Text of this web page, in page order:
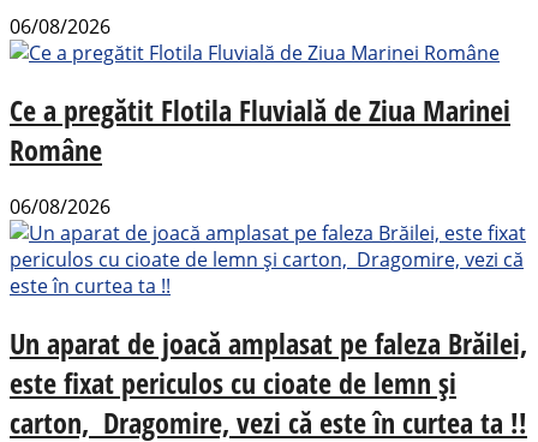
06/08/2026
Ce a pregătit Flotila Fluvială de Ziua Marinei
Române
06/08/2026
Un aparat de joacă amplasat pe faleza Brăilei,
este fixat periculos cu cioate de lemn și
carton, Dragomire, vezi că este în curtea ta !!